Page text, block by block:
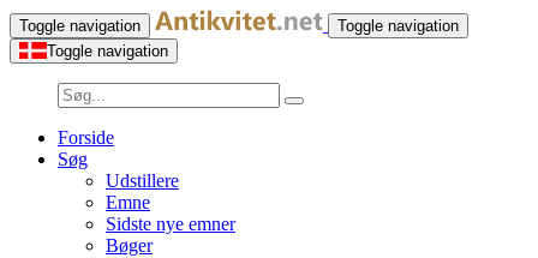
Toggle navigation
Toggle navigation
Toggle navigation
Forside
Søg
Udstillere
Emne
Sidste nye emner
Bøger